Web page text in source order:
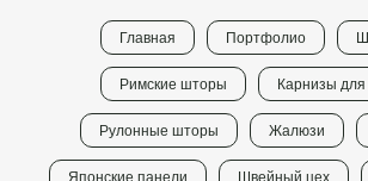
Главная Портфолио
Римские шторы Карнизы
Рулонные шторы Жалюзи
Японские панели Швейный цех